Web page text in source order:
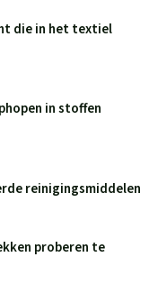
die in het textiel
in stoffen
reinigingsmiddelen
proberen te